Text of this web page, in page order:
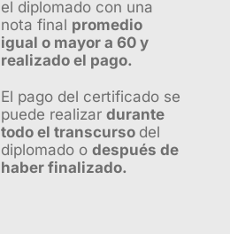
el diplomado con una
nota final promedio
igual o mayor a 60 y
realizado el pago.
El pago del certificado se
puede realizar durante
todo el transcurso del
diplomado o después de
haber finalizado.